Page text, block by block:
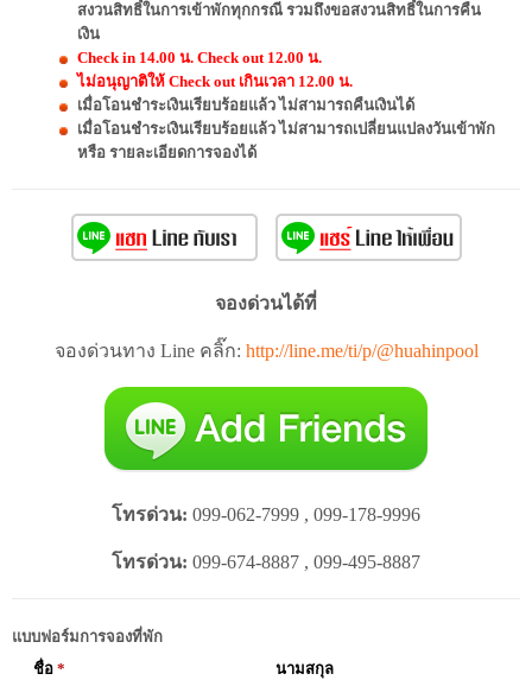
สงวนสิทธิ์ในการเข้าพักทุกกรณี รวมถึงขอสงวนสิทธิ์ในการคืน
เงิน
Check in 14.00 น. Check out 12.00 น.
ไม่อนุญาติให้ Check out เกินเวลา 12.00 น.
เมื่อโอนชำระเงินเรียบร้อยแล้ว ไม่สามารถคืนเงินได้
เมื่อโอนชำระเงินเรียบร้อยแล้ว ไม่สามารถเปลี่ยนแปลงวันเข้าพัก
หรือ รายละเอียดการจองได้
จองด่วนได้ที่
จองด่วนทาง Line คลิ๊ก: http://line.me/ti/p/@huahinpool
โทรด่วน: 099-062-7999 , 099-178-9996
โทรด่วน: 099-674-8887 , 099-495-8887
แบบฟอร์มการจองที่พัก
ชื่อ * นามสกุล